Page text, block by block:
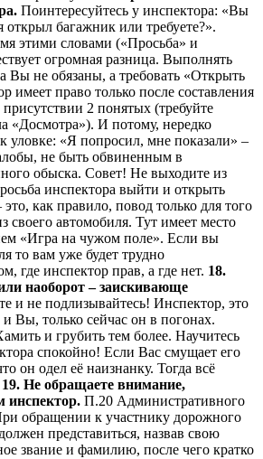
Поинтересуйтесь у инспектора: «Вы
открыл багажник или требуете?».
этими словами («Просьба» и
огромная разница. Выполнять
Вы не обязаны, а требовать «Открыть
имеет право только после составления
2 понятых (требуйте
«Досмотра»). И потому, нередко
уловке: «Я попросил, мне показали» –
не быть обвиненным в
обыска. Совет! Не выходите из
инспектора выйти и открыть
как правило, повод только для того
своего автомобиля. Тут имеет место
«Игра на чужом поле». Если вы
то вам уже будет трудно
где инспектор прав, а где нет. 18.
наоборот – заискивающе
и не подлизывайтесь! Инспектор, это
Вы, только сейчас он в погонах.
и грубить тем более. Научитесь
спокойно! Если Вас смущает его
он одел её наизнанку. Тогда всё
19. Не обращаете внимание,
инспектор. П.20 Административного
обращении к участнику дорожного
представиться, назвав свою
звание и фамилию, после чего кратко